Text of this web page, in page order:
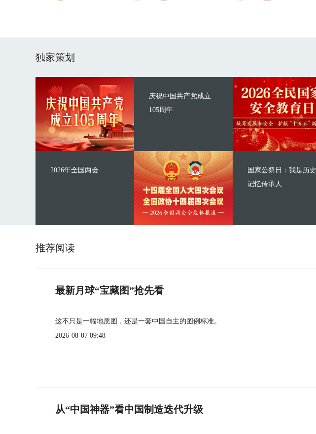
独家策划
庆祝中国共产党成立
105周年
2026年全国两会
国家公祭日：我是历史
记忆传承人
推荐阅读
最新月球“宝藏图”抢先看
这不只是一幅地质图，还是一套中国自主的图例标准。
2026-08-07 09:48
从“中国神器”看中国制造迭代升级